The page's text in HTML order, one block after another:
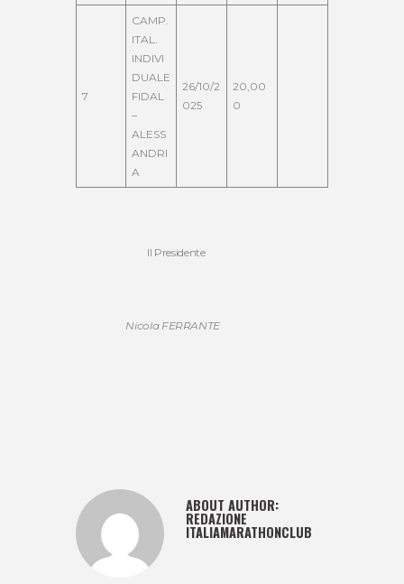
7
CAMP.
ITAL.
INDIVI
DUALE
FIDAL
–
ALESS
ANDRI
A
26/10/2
025
20,00
0
Il Presidente
Nicola FERRANTE
ABOUT AUTHOR:
REDAZIONE
ITALIAMARATHONCLUB